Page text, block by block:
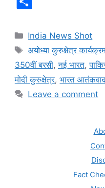
e
b
o
o
k
s
A
p
p
e
dI
n
ar
e
Categories
India News Shot
Tags
अयोध्या कुरुक्षेत्र
350वीं बरसी,नई भारत,
मोदी कुरुक्षेत्र, भारत
Leave a comment
Fact